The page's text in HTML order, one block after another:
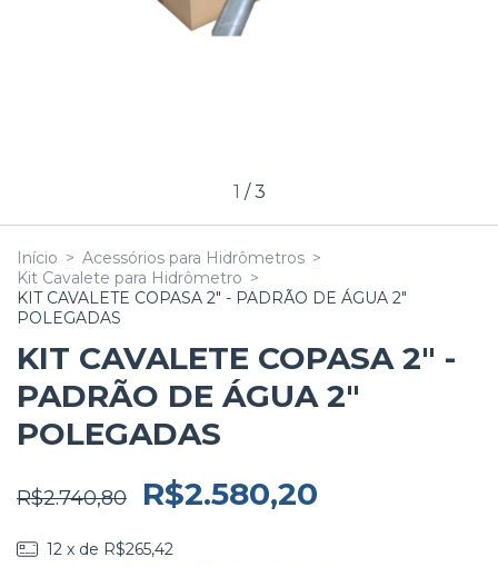
1 /3
Início > Acessórios para Hidrômetros >
Kit Cavalete para Hidrômetro >
KIT CAVALETE COPASA 2" - PADRÃO DE ÁGUA 2"
POLEGADAS
KIT CAVALETE COPASA 2" -
PADRÃO DE ÁGUA 2"
POLEGADAS
R$2.740,80 R$2.580,20
12 x de R$265,42